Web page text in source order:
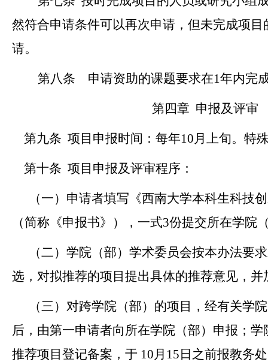
然符合申请条件可以再次申请，但未完成项
请。
第八条 申请资助的课题要求在1年内完
第四章 申报及评审
第九条 项目申报时间：每年10月上旬。特
第十条 项目申报及评审程序：
（一） 申请者填写《西南大学本科生科技
（简称《申报书》）， 一式3份提交所在学院
（二）学院 （部）学术委员会按本办法要
选，对拟推荐的项目提出具体的推荐意见，
（三）对跨学院 （部） 的项目，经有关学院
后，由第一申请者向所在学院 （部） 申报；学
推荐项目登记备案，于 10月15 日 之前报教务